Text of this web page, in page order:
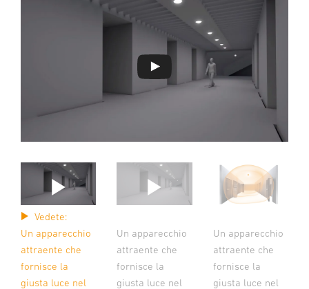
Vedete:
Un apparecchio
attraente che
fornisce la
giusta luce nel
Un apparecchio
attraente che
fornisce la
giusta luce nel
Un apparecchio
attraente che
fornisce la
giusta luce nel